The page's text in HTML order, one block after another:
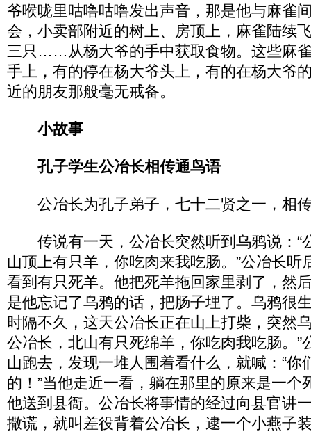
爷喉咙里咕噜咕噜发出声音，那是他与麻雀
会，小卖部附近的树上、房顶上，麻雀陆续
三只……从杨大爷的手中获取食物。这些麻
手上，有的停在杨大爷头上，有的在杨大爷
近的朋友那般毫无戒备。
小故事
孔子学生公冶长相传通鸟语
公冶长为孔子弟子，七十二贤之一，相
传说有一天，公冶长突然听到乌鸦说：“
山顶上有只羊，你吃肉来我吃肠。”公冶长听
看到有只死羊。他把死羊拖回家里剥了，然
是他忘记了乌鸦的话，把肠子埋了。乌鸦很
时隔不久，这天公冶长正在山上打柴，突然
公冶长，北山有只死绵羊，你吃肉我吃肠。”
山跑去，发现一堆人围着看什么，就喊：“你
的！”当他走近一看，躺在那里的原来是一个
他送到县衙。公冶长将事情的经过向县官讲
撒谎，就叫差役背着公冶长，逮一个小燕子